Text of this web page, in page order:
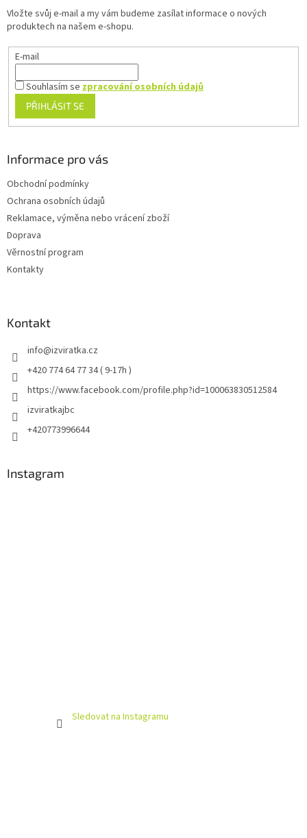
Vložte svůj e-mail a my vám budeme zasílat informace o nových
produktech na našem e-shopu.
E-mail
Souhlasím sezpracování osobních údajů
PŘIHLÁSIT SE
Informace pro vás
Obchodní podmínky
Ochrana osobních údajů
Reklamace, výměna nebo vrácení zboží
Doprava
Věrnostní program
Kontakty
Kontakt
info@izviratka.cz
+420 774 64 77 34 ( 9-17h )
https://www.facebook.com/profile.php?id=100063830512584
izviratkajbc
+420773996644
Instagram
Sledovat na Instagramu